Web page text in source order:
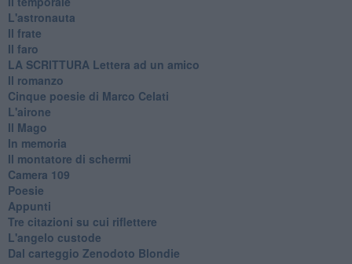
L'astronauta
Il frate
Il faro
​LA SCRITTURA Lettera ad un amico
Il romanzo
Cinque poesie di Marco Celati
L'airone
Il Mago
In memoria
Il montatore di schermi
Camera 109
Poesie
Appunti
Tre citazioni su cui riflettere
L'angelo custode
Dal carteggio Zenodoto Blondie